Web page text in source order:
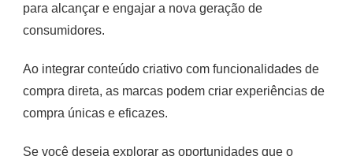
para alcançar e engajar a nova geração de
consumidores.
Ao integrar conteúdo criativo com funcionalidades de
compra direta, as marcas podem criar experiências de
compra únicas e eficazes.
Se você deseja explorar as oportunidades que o